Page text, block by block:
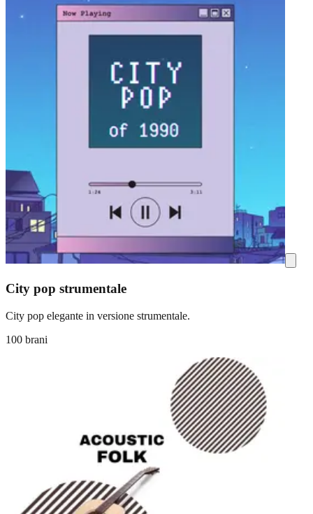
City pop strumentale
City pop elegante in versione strumentale.
100 brani